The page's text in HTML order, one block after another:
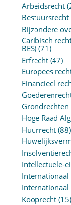
Arbeidsrecht
Bestuursrecht
Bijzondere
Caribisch
BES)(71)
Erfrecht(47)
Europees
Financieel
Grondrechten
Hoge Raad
Huurrecht(88)
Intellectuele-
Kooprecht(15)